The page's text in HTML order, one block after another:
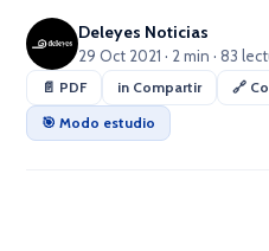
Deleyes Noticias
29 Oct 2021 · 2 min · 83
📄 PDF in Compartir 🔗
🎯 Modo estudio